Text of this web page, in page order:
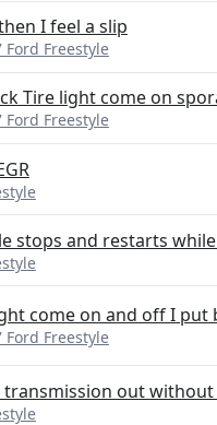
I feel a slip
Ford Freestyle
Tire light come on
Ford Freestyle
stops and restarts
come on and off I
Ford Freestyle
transmission out without